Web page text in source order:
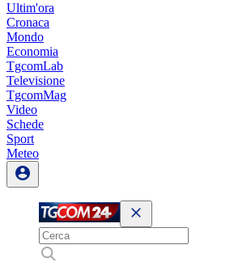
Ultim'ora
Cronaca
Mondo
Economia
TgcomLab
Televisione
TgcomMag
Video
Schede
Sport
Meteo